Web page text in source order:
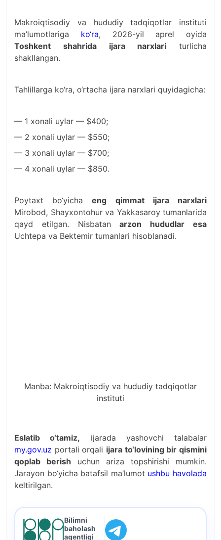
Makroiqtisodiy va hududiy tadqiqotlar instituti
ma’lumotlariga ko‘ra, 2026-yil aprel oyida
Toshkent shahrida ijara narxlari turlicha
shakllangan.
Tahlillarga ko‘ra, o‘rtacha ijara narxlari quyidagicha:
— 1 xonali uylar — $400;
— 2 xonali uylar — $550;
— 3 xonali uylar — $700;
— 4 xonali uylar — $850.
Poytaxt bo‘yichaeng qimmat ijara narxlari
Mirobod, Shayxontohur va Yakkasaroy tumanlarida
qayd etilgan. Nisbatanarzon hududlar esa
Uchtepa va Bektemir tumanlari hisoblanadi.
Manba: Makroiqtisodiy va hududiy tadqiqotlar
instituti
Eslatib o‘tamiz, ijarada yashovchi talabalar
my.gov.uz portali orqali ijara to‘lovining bir qismini
qoplab berish uchun ariza topshirishi mumkin.
Jarayon bo‘yicha batafsil ma’lumot ushbu havolada
keltirilgan.
Bilimni
baholash
agentligi